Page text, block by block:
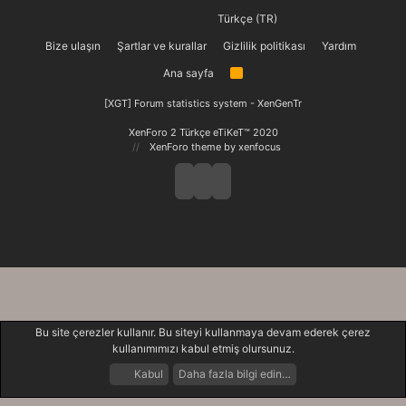
Türkçe (TR)
Bize ulaşın
Şartlar ve kurallar Gizlilik politikası
Yardım
Ana sayfa
R
[XGT] Forum statistics system - XenGenTr
XenForo 2 Türkçe eTiKeT™ 2020
XenForo theme by xenfocus
Neler Yeni Giriş Yap
Bu site çerezler kullanır. Bu siteyi kullanmaya devam ederek çerez
kullanımımızı kabul etmiş olursunuz.
Kabul
Daha fazla bilgi edin…